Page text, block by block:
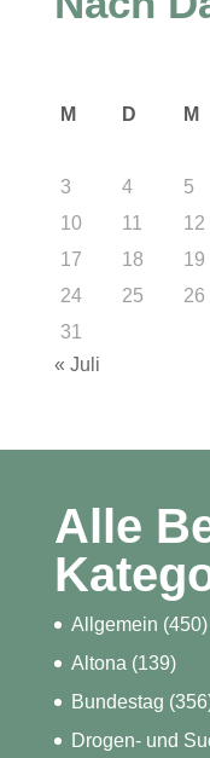
M D M
3
4 5
10
11 12
17
18 19
24
25 26
31
« Juli
Alle
Allgemein (450)
Altona (139)
Bundestag
Drogen- und